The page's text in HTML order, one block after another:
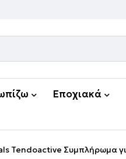
Εποχιακά
Tendoactive Συμπλήρωμα